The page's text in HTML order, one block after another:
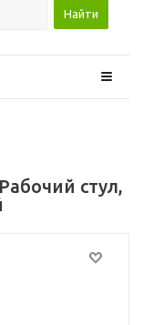
Найти
стул,